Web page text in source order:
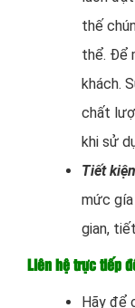
thế
thể. Để
khách.
chất
khi sử
Tiết
mức
gian,
Liên hệ trực tiếp
Hãy để